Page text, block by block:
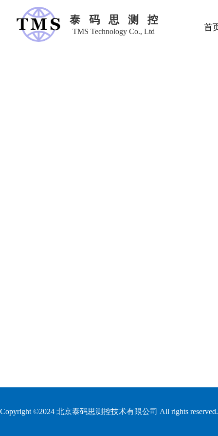
Copyright ©2024 北京泰码思测控技术有限公司 All rights reserved.